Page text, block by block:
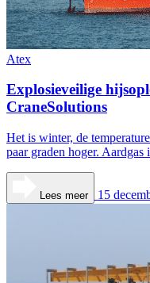
Atex
Explosieveilige
CraneSolutions
Het is winter, de
paar graden hoger.
Lees meer 15